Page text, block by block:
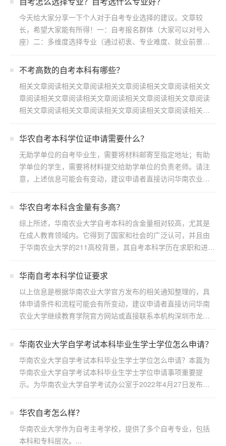
今天给大家分享一下个人对于自考专业选择的建议。文章较
长，希望大家能有所得！一：自考报名群体（大家可以对号入
座）二：多维度选择专业（通过初衷、专业难度、就业前景方
不考高数的自考本科有哪些？
相关文章阅读相关文章阅读相关文章阅读相关文章阅读相关文
章阅读相关文章阅读相关文章阅读相关文章阅读相关文章阅读
相关文章阅读相关文章阅读相关文章阅读相关文章阅读相关文
华农自考本科学位证申请需要什么？
无助学单位的自考毕业生，需要将材料邮寄至指定地址；有助
学单位的学生，需要将材料提交给助学单位的负责老师。请注
意，上述信息可能会有变动，建议申请者直接访问华南农业大
华农自考本科含金量有多高？
综上所述，华南农业大学自考本科的含金量相对较高，尤其是
在成人教育领域内。它得到了国家和社会的广泛认可，并且由
于华南农业大学的211高校背景，其自考本科学历在求职和进一
华南自考本科学位证要求
以上信息是根据华南农业大学官方发布的相关通知整理的，具
体申请条件和流程可能会有所变动，建议申请者直接访问华南
农业大学继续教育学院官方网站或直接联系本机构深圳市龙岗
华南农业大学自学考试本科毕业生学士学位怎么申请？
华南农业大学自学考试本科毕业生学士学位怎么申请？本篇为
华南农业大学自学考试本科毕业生学士学位申请事项重要提
示。为华南农业大学自学考试办公室于2022年4月27日发布，
华农自考怎么样？
华南农业大学作为自考主考学校，提供了多个自考专业，包括
本科和专科层次。...